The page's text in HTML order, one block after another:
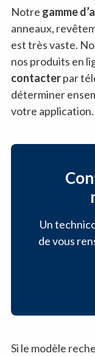
Notre gamme
anneaux,
est très vaste.
nos produits en
contacterpar
déterminer
votre application.
Un
de vous
Si le modèle